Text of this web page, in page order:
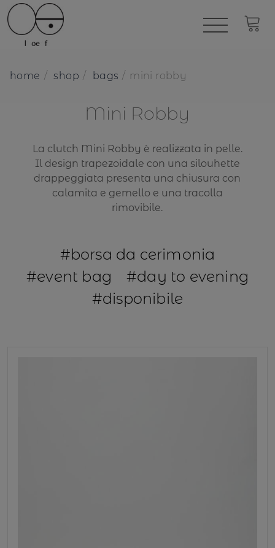
home shop bags mini robby
Mini Robby
La clutch Mini Robby è realizzata in pelle.
Il design trapezoidale con una silouhette
drappeggiata presenta una chiusura con
calamita e gemello e una tracolla
rimovibile.
#borsa da cerimonia
#event bag
#day to evening
#disponibile